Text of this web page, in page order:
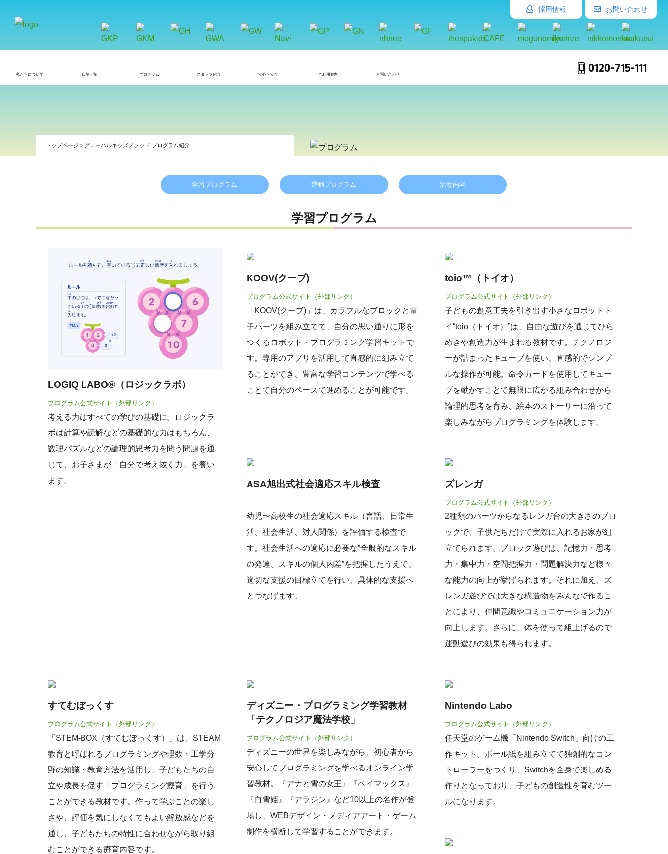
私たちについて 店舗一覧 プログラム スタッフ紹介 安心・安全 ご利用案内 お問い合わせ 0120-715-111
採用情報 お問い合わせ
トップページ > グローバルキッズメソッド プログラム紹介
学習プログラム 運動プログラム 活動内容
学習プログラム
LOGIQ LABO®（ロジックラボ）
プログラム公式サイト（外部リンク）
考える力はすべての学びの基礎に。ロジックラ
ボは計算や読解などの基礎的な力はもちろん、
数理パズルなどの論理的思考力を問う問題を通
じて、お子さまが「自分で考え抜く力」を養い
ます。
KOOV(クーブ)
プログラム公式サイト（外部リンク）
「KOOV(クーブ)」は、カラフルなブロックと電
子パーツを組み立てて、自分の思い通りに形を
つくるロボット・プログラミング学習キットで
す。専用のアプリを活用して直感的に組み立て
ることができ、豊富な学習コンテンツで学べる
ことで自分のペースで進めることが可能です。
toio™（トイオ）
プログラム公式サイト（外部リンク）
子どもの創意工夫を引き出す小さなロボットト
イ“toio（トイオ）”は、自由な遊びを通じてひら
めきや創造力が生まれる教材です。テクノロジ
ーが詰まったキューブを使い、直感的でシンプ
ルな操作が可能。命令カードを使用してキュー
ブを動かすことで無限に広がる組み合わせから
論理的思考を育み、絵本のストーリーに沿って
楽しみながらプログラミングを体験します。
ASA旭出式社会適応スキル検査
幼児〜高校生の社会適応スキル（言語、日常生
活、社会生活、対人関係）を評価する検査で
す。社会生活への適応に必要な”全般的なスキル
の発達、スキルの個人内差”を把握したうえで、
適切な支援の目標立てを行い、具体的な支援へ
とつなげます。
ズレンガ
プログラム公式サイト（外部リンク）
2種類のパーツからなるレンガ台の大きさのブロ
ックで、子供たちだけで実際に入れるお家が組
立てられます。ブロック遊びは、記憶力・思考
力・集中力・空間把握力・問題解決力など様々
な能力の向上が挙げられます。それに加え、ズ
レンガ遊びでは大きな構造物をみんなで作るこ
とにより、仲間意識やコミュニケーション力が
向上します。さらに、体を使って組上げるので
運動遊びの効果も得られます。
すてむぼっくす
プログラム公式サイト（外部リンク）
「STEM‐BOX（すてむぼっくす）」は、STEAM
教育と呼ばれるプログラミングや理数・工学分
野の知識・教育方法を活用し、子どもたちの自
立や成長を促す「プログラミング療育」を行う
ことができる教材です。作って学ぶことの楽し
さや、評価を気にしなくてもよい解放感などを
通し、子どもたちの特性に合わせながら取り組
むことができる療育内容です。
ディズニー・プログラミング学習教材
「テクノロジア魔法学校」
プログラム公式サイト（外部リンク）
ディズニーの世界を楽しみながら、初心者から
安心してプログラミングを学べるオンライン学
習教材。『アナと雪の女王』『ベイマックス』
『白雪姫』『アラジン』など10以上の名作が登
場し、WEBデザイン・メディアアート・ゲーム
制作を横断して学習することができます。
Nintendo Labo
プログラム公式サイト（外部リンク）
任天堂のゲーム機「Nintendo Switch」向けの工
作キット。ボール紙を組み立てて独創的なコン
トローラーをつくり、Switchを全身で楽しめる
作りとなっており、子どもの創造性を育むツー
ルになります。